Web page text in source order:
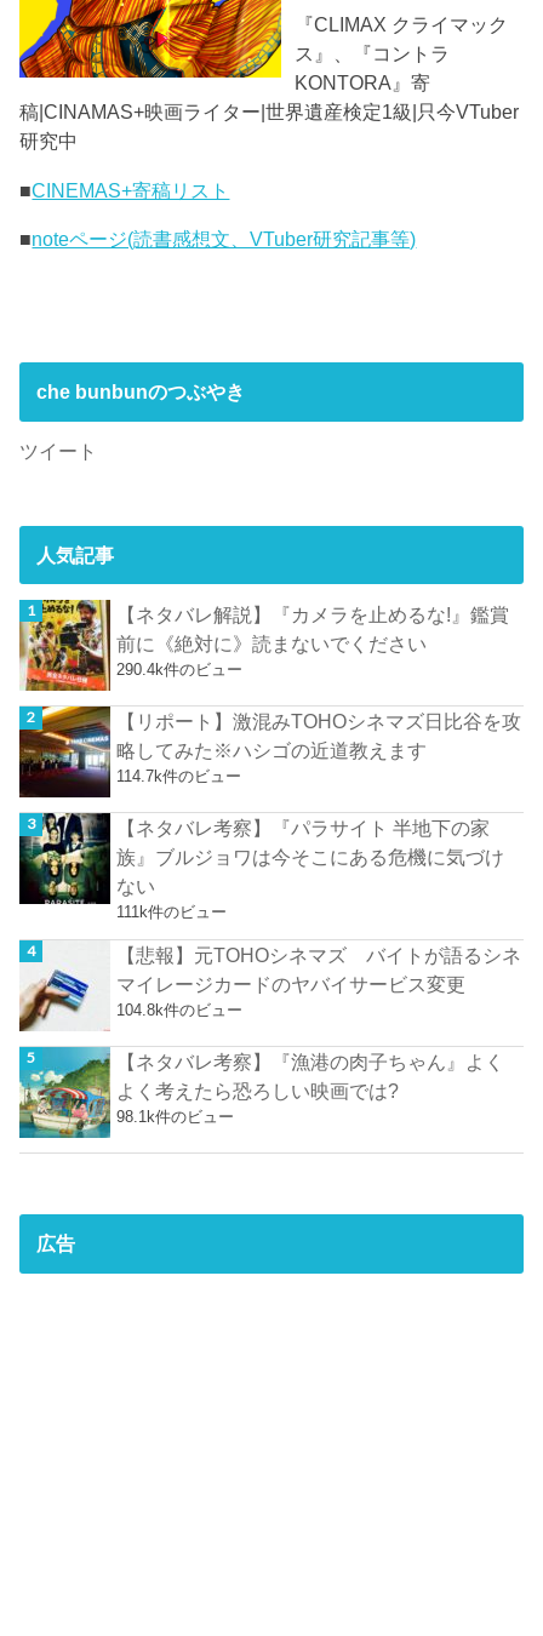
『CLIMAX クライマック
ス』、『コントラ
KONTORA』寄
稿|CINAMAS+映画ライター|世界遺産検定1級|只今VTuber
研究中
■CINEMAS+寄稿リスト
■noteページ(読書感想文、VTuber研究記事等)
che bunbunのつぶやき
ツイート
人気記事
【ネタバレ解説】『カメラを止めるな!』鑑賞
前に《絶対に》読まないでください
290.4k件のビュー
【リポート】激混みTOHOシネマズ日比谷を攻
略してみた※ハシゴの近道教えます
114.7k件のビュー
【ネタバレ考察】『パラサイト 半地下の家
族』ブルジョワは今そこにある危機に気づけ
ない
111k件のビュー
【悲報】元TOHOシネマズ バイトが語るシネ
マイレージカードのヤバイサービス変更
104.8k件のビュー
【ネタバレ考察】『漁港の肉子ちゃん』よく
よく考えたら恐ろしい映画では?
98.1k件のビュー
広告